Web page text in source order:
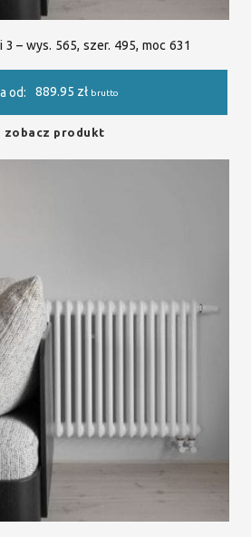
3 – wys. 565, szer. 495, moc 631
od: 889.95 zł brutto
zobacz produkt